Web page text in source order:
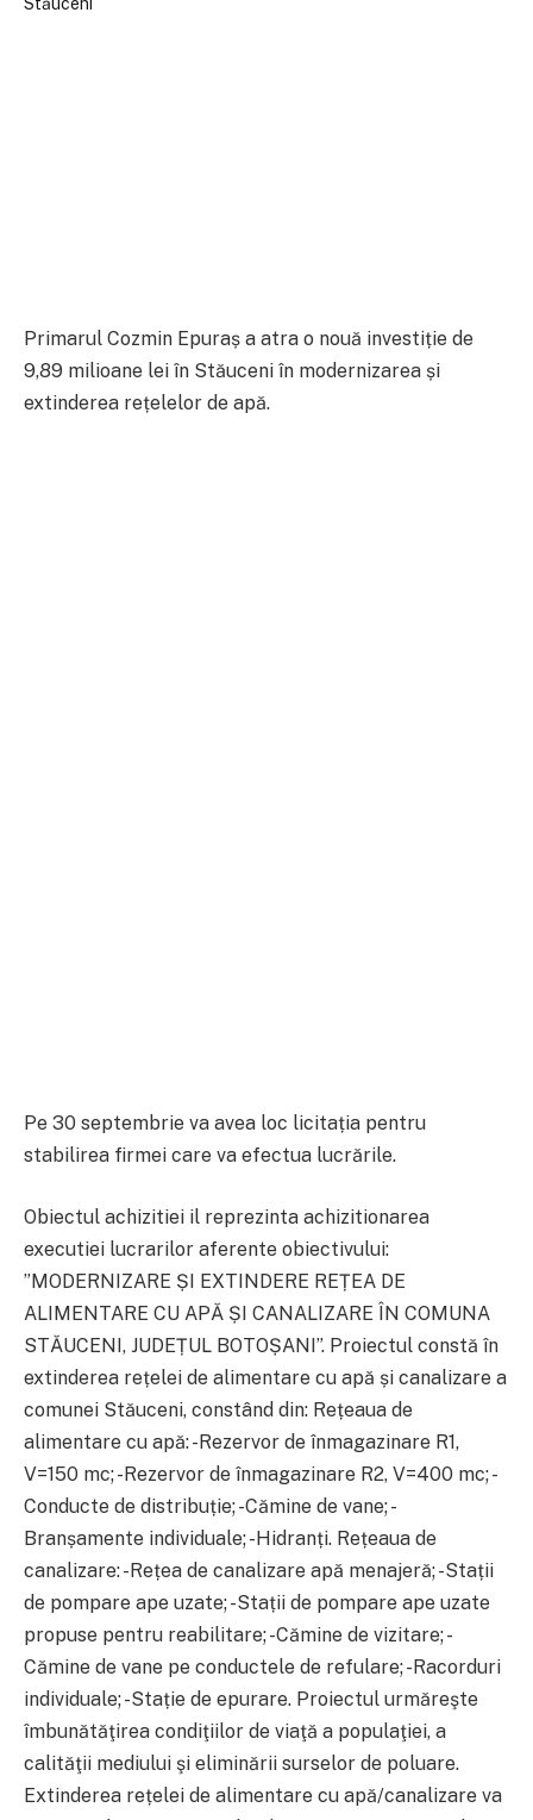
Primarul Cozmin Epuraș a atra o nouă investiție de
9,89 milioane lei în Stăuceni în modernizarea și
extinderea rețelelor de apă.
Pe 30 septembrie va avea loc licitația pentru
stabilirea firmei care va efectua lucrările.
Obiectul achizitiei il reprezinta achizitionarea
executiei lucrarilor aferente obiectivului:
”MODERNIZARE ȘI EXTINDERE REȚEA DE
ALIMENTARE CU APĂ ȘI CANALIZARE ÎN COMUNA
STĂUCENI, JUDEȚUL BOTOȘANI”. Proiectul constă în
extinderea rețelei de alimentare cu apă și canalizare a
comunei Stăuceni, constând din: Rețeaua de
alimentare cu apă: -Rezervor de înmagazinare R1,
V=150 mc; -Rezervor de înmagazinare R2, V=400 mc; -
Conducte de distribuție; -Cămine de vane; -
Branșamente individuale; -Hidranți. Rețeaua de
canalizare: -Rețea de canalizare apă menajeră; -Stații
de pompare ape uzate; -Stații de pompare ape uzate
propuse pentru reabilitare; -Cămine de vizitare; -
Cămine de vane pe conductele de refulare; -Racorduri
individuale; -Stație de epurare. Proiectul urmăreşte
îmbunătăţirea condiţiilor de viaţă a populaţiei, a
calităţii mediului şi eliminării surselor de poluare.
Extinderea rețelei de alimentare cu apă/canalizare va